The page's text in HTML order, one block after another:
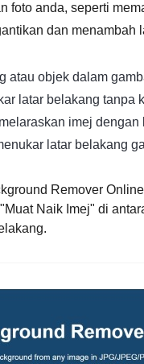
foto anda, seperti
dan menambah
atau objek dalam
latar belakang tanpa
imej dengan
latar belakang
Remover
Naik Imej" di